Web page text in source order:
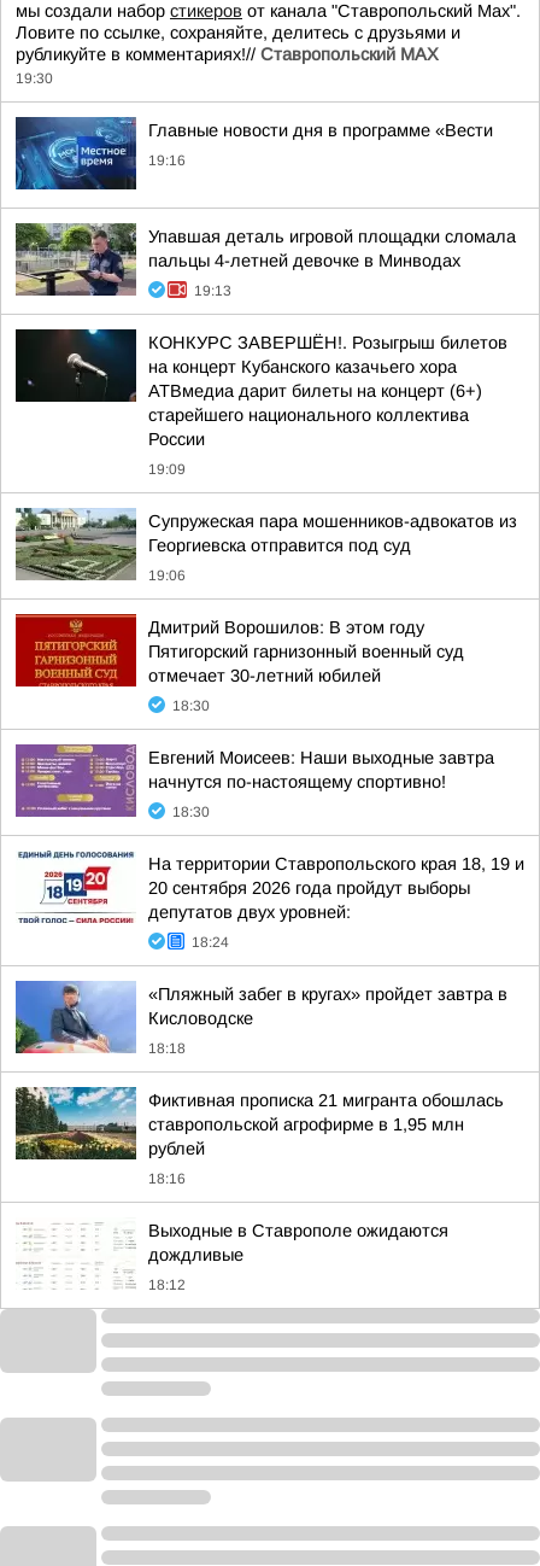
мы создали набор стикеров от канала "Ставропольский Max".
Ловите по ссылке, сохраняйте, делитесь с друзьями и
рубликуйте в комментариях!// Ставропольский MAX
19:30
Главные новости дня в программе «Вести
19:16
Упавшая деталь игровой площадки сломала
пальцы 4-летней девочке в Минводах
19:13
КОНКУРС ЗАВЕРШЁН!. Розыгрыш билетов
на концерт Кубанского казачьего хора
АТВмедиа дарит билеты на концерт (6+)
старейшего национального коллектива
России
19:09
Супружеская пара мошенников-адвокатов из
Георгиевска отправится под суд
19:06
Дмитрий Ворошилов: В этом году
Пятигорский гарнизонный военный суд
отмечает 30-летний юбилей
18:30
Евгений Моисеев: Наши выходные завтра
начнутся по-настоящему спортивно!
18:30
На территории Ставропольского края 18, 19 и
20 сентября 2026 года пройдут выборы
депутатов двух уровней:
18:24
«Пляжный забег в кругах» пройдет завтра в
Кисловодске
18:18
Фиктивная прописка 21 мигранта обошлась
ставропольской агрофирме в 1,95 млн
рублей
18:16
Выходные в Ставрополе ожидаются
дождливые
18:12